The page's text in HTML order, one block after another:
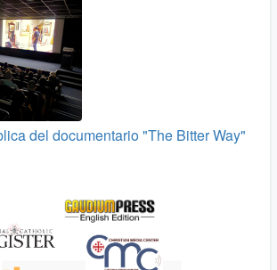
del documentario "The Bitter Way"